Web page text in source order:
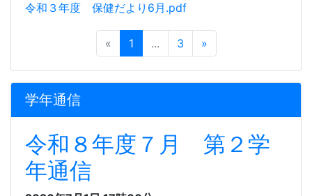
令和３年度 保健だより6月.pdf
« 1 ... 3 »
学年通信
令和８年度７月 第２学
年通信